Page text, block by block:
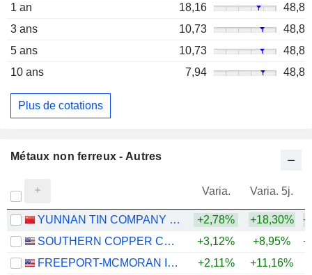
1 an
18,16
48,8
3 ans
10,73
48,8
5 ans
10,73
48,8
10 ans
7,94 48,8
Plus de cotations
Métaux non ferreux - Autres
Varia. Varia. 5j.
YUNNAN TIN COMPANY LIMITED +2,78% +18,30%
SOUTHERN COPPER CORPORATION
+3,12% +8,95%
FREEPORT-MCMORAN INC.
+2,11% +11,16%